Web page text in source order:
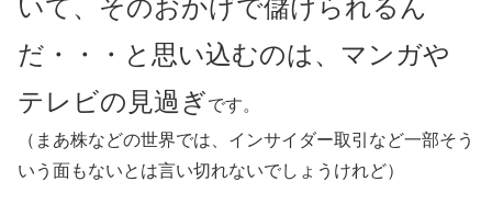
いて、そのおかげで儲けられるん
だ・・・と思い込むのは、マンガや
テレビの見過ぎです。
（まあ株などの世界では、インサイダー取引など一部そう
いう面もないとは言い切れないでしょうけれど）